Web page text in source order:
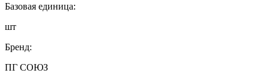
Базовая единица:
шт
Бренд:
ПГ СОЮЗ